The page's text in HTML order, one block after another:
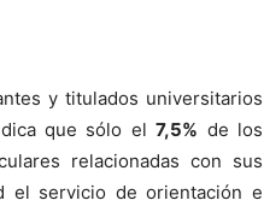
y titulados universitarios
que sólo el7,5% de los
relacionadas con sus
el servicio de orientación e